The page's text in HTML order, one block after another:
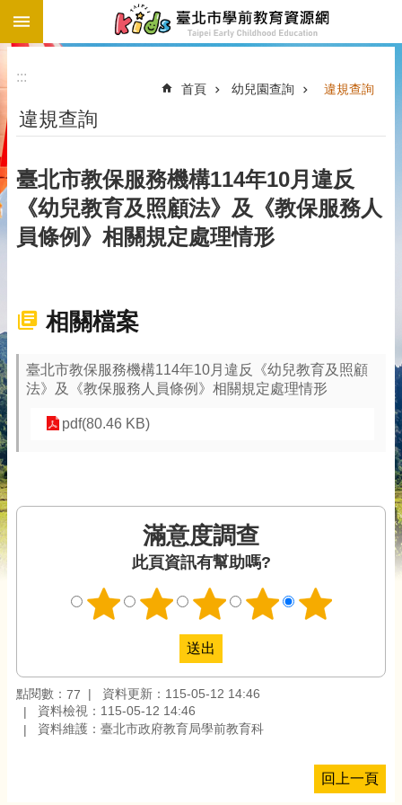
跳到主要內容區塊
:::
首頁 幼兒園查詢 違規查詢
違規查詢
臺北市教保服務機構114年10月違反
《幼兒教育及照顧法》及《教保服務人
員條例》相關規定處理情形
相關檔案
臺北市教保服務機構114年10月違反《幼兒教育及照顧
法》及《教保服務人員條例》相關規定處理情形
pdf(80.46 KB)
滿意度調查
此頁資訊有幫助嗎?
點閱數： 77
資料更新：115-05-12 14:46
資料檢視：115-05-12 14:46
資料維護：臺北市政府教育局學前教育科
回上一頁